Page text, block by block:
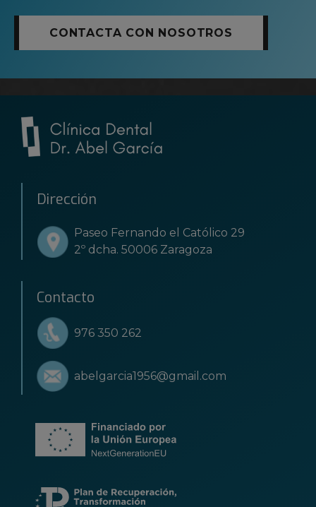
CONTACTA CON NOSOTROS
Dirección
Paseo Fernando el Católico 29
2º dcha. 50006 Zaragoza
Contacto
976 350 262
abelgarcia1956@gmail.com